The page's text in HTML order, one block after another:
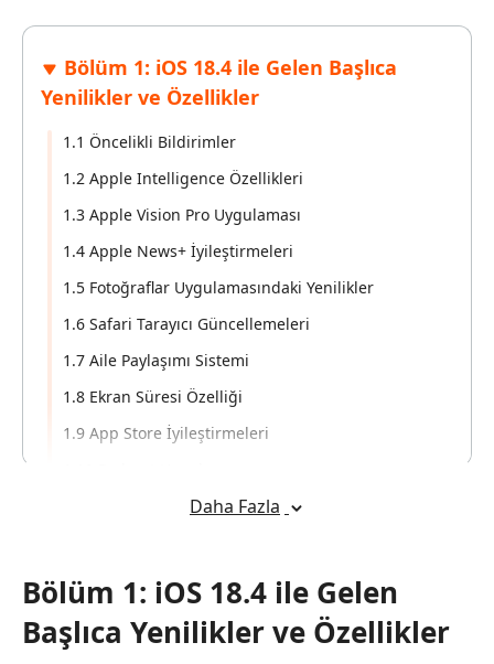
Bölüm 1: iOS 18.4 ile Gelen Başlıca
Yenilikler ve Özellikler
1.1 Öncelikli Bildirimler
1.2 Apple Intelligence Özellikleri
1.3 Apple Vision Pro Uygulaması
1.4 Apple News+ İyileştirmeleri
1.5 Fotoğraflar Uygulamasındaki Yenilikler
1.6 Safari Tarayıcı Güncellemeleri
1.7 Aile Paylaşımı Sistemi
1.8 Ekran Süresi Özelliği
1.9 App Store İyileştirmeleri
1.11 Kontrol Merkezi
1.13 Ev Uygulaması
1.15 CarPlay Güncellemeleri
Daha Fazla
Bölüm 1: iOS 18.4 ile Gelen
Başlıca Yenilikler ve Özellikler